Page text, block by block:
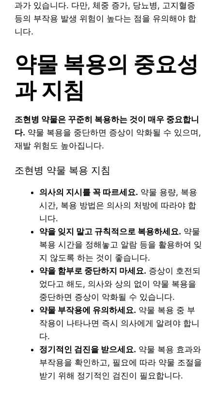
과가 있습니다. 다만, 체중 증가, 당뇨병, 고지혈증
등의 부작용 발생 위험이 높다는 점을 유의해야 합
니다.
약물 복용의 중요성
과 지침
조현병 약물은 꾸준히 복용하는 것이 매우 중요합니
다. 약물 복용을 중단하면 증상이 악화될 수 있으며,
재발 위험도 높아집니다.
조현병 약물 복용 지침
의사의 지시를 꼭 따르세요. 약물 용량, 복용
시간, 복용 방법은 의사의 처방에 따라야 합
니다.
약을 잊지 말고 규칙적으로 복용하세요. 약물
복용 시간을 정해놓고 알람 등을 활용하여 잊
지 않도록 하는 것이 좋습니다.
약을 함부로 중단하지 마세요. 증상이 호전되
었다고 해도, 의사와 상의 없이 약물 복용을
중단하면 증상이 악화될 수 있습니다.
약물 부작용에 유의하세요. 약물 복용 중 부
작용이 나타나면 즉시 의사에게 알려야 합니
다.
정기적인 검진을 받으세요. 약물 복용 효과와
부작용을 확인하고, 필요에 따라 약물 조절을
받기 위해 정기적인 검진이 필요합니다.